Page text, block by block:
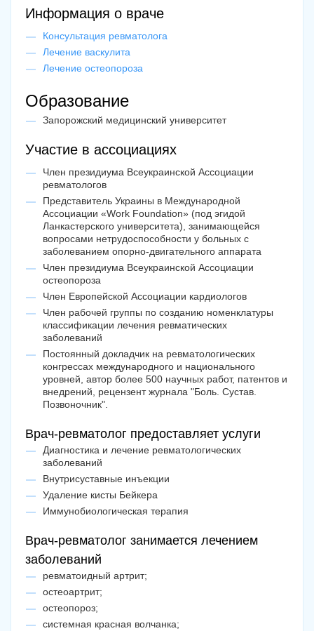
Информация о враче
Консультация ревматолога
Лечение васкулита
Лечение остеопороза
Образование
Запорожский медицинский университет
Участие в ассоциациях
Член президиума Всеукраинской Ассоциации
ревматологов
Представитель Украины в Международной
Ассоциации «Work Foundation» (под эгидой
Ланкастерского университета), занимающейся
вопросами нетрудоспособности у больных с
заболеванием опорно-двигательного аппарата
Член президиума Всеукраинской Ассоциации
остеопороза
Член Европейской Ассоциации кардиологов
Член рабочей группы по созданию номенклатуры
классификации лечения ревматических
заболеваний
Постоянный докладчик на ревматологических
конгрессах международного и национального
уровней, автор более 500 научных работ, патентов и
внедрений, рецензент журнала "Боль. Сустав.
Позвоночник".
Врач-ревматолог предоставляет услуги
Диагностика и лечение ревматологических
заболеваний
Внутрисуставные инъекции
Удаление кисты Бейкера
Иммунобиологическая терапия
Врач-ревматолог занимается лечением
заболеваний
ревматоидный артрит;
остеоартрит;
остеопороз;
системная красная волчанка;